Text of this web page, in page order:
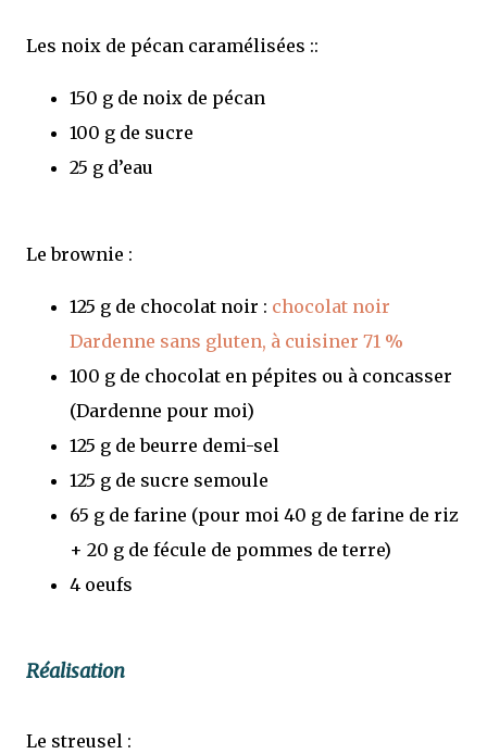
Les noix de pécan caramélisées ::
150 g de noix de pécan
100 g de sucre
25 g d’eau
Le brownie :
125 g de chocolat noir : chocolat noir
Dardenne sans gluten, à cuisiner 71 %
100 g de chocolat en pépites ou à concasser
(Dardenne pour moi)
125 g de beurre demi-sel
125 g de sucre semoule
65 g de farine (pour moi 40 g de farine de riz
+ 20 g de fécule de pommes de terre)
4 oeufs
Réalisation
Le streusel :